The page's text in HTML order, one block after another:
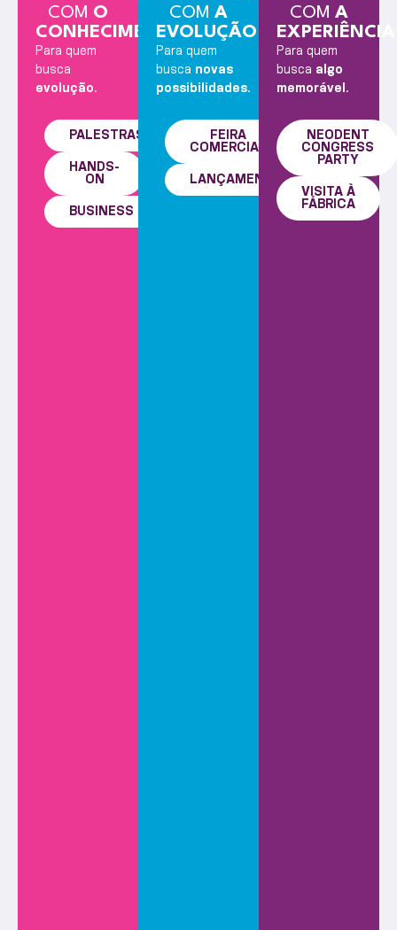
COM O
CONHECIMENTO
Para quem
busca
evolução.
PALESTRAS
HANDS-
ON
BUSINESS
COM A
EVOLUÇÃO
Para quem
busca novas
possibilidades.
FEIRA
COMERCIAL
LANÇAMENTOS
COM A
EXPERIÊNCIA
Para quem
busca algo
memorável.
NEODENT
CONGRESS
PARTY
VISITA À
FÁBRICA